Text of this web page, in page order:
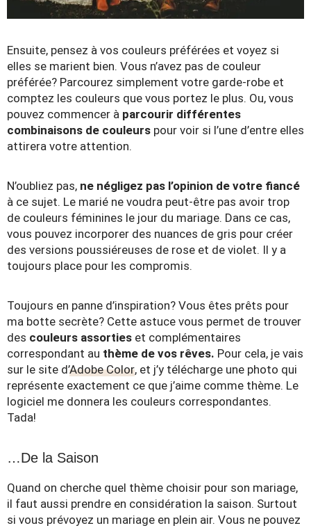
Ensuite, pensez à vos couleurs préférées et voyez si
elles se marient bien. Vous n’avez pas de couleur
préférée? Parcourez simplement votre garde-robe et
comptez les couleurs que vous portez le plus. Ou, vous
pouvez commencer à parcourir différentes
combinaisons de couleurs pour voir si l’une d’entre elles
attirera votre attention.
N’oubliez pas, ne négligez pas l’opinion de votre fiancé
à ce sujet. Le marié ne voudra peut-être pas avoir trop
de couleurs féminines le jour du mariage. Dans ce cas,
vous pouvez incorporer des nuances de gris pour créer
des versions poussiéreuses de rose et de violet. Il y a
toujours place pour les compromis.
Toujours en panne d’inspiration? Vous êtes prêts pour
ma botte secrète? Cette astuce vous permet de trouver
des couleurs assorties et complémentaires
correspondant au thème de vos rêves. Pour cela, je vais
sur le site d’Adobe Color, et j’y télécharge une photo qui
représente exactement ce que j’aime comme thème. Le
logiciel me donnera les couleurs correspondantes.
Tada!
…De la Saison
Quand on cherche quel thème choisir pour son mariage,
il faut aussi prendre en considération la saison. Surtout
si vous prévoyez un mariage en plein air. Vous ne pouvez